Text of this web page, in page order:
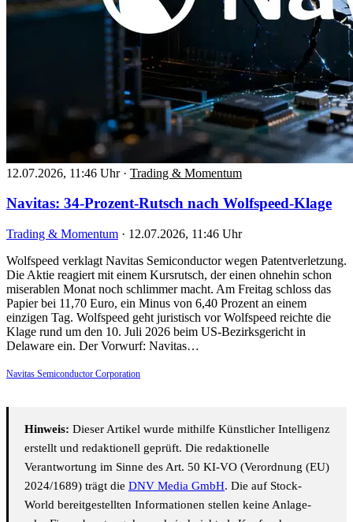
12.07.2026, 11:46 Uhr · Trading & Momentum
Navitas: 34-Prozent-Rutsch nach Wolfspeed-Klage
Trading & Momentum · 12.07.2026, 11:46 Uhr
Wolfspeed verklagt Navitas Semiconductor wegen Patentverletzung.
Die Aktie reagiert mit einem Kursrutsch, der einen ohnehin schon
miserablen Monat noch schlimmer macht. Am Freitag schloss das
Papier bei 11,70 Euro, ein Minus von 6,40 Prozent an einem
einzigen Tag. Wolfspeed geht juristisch vor Wolfspeed reichte die
Klage rund um den 10. Juli 2026 beim US-Bezirksgericht in
Delaware ein. Der Vorwurf: Navitas…
Navitas Semiconductor Corporation
Hinweis: Dieser Artikel wurde mithilfe Künstlicher Intelligenz
erstellt und redaktionell geprüft. Die redaktionelle
Verantwortung im Sinne des Art. 50 KI-VO (Verordnung (EU)
2024/1689) trägt die DNV Media GmbH. Die auf Stock-
World bereitgestellten Informationen stellen keine Anlage-